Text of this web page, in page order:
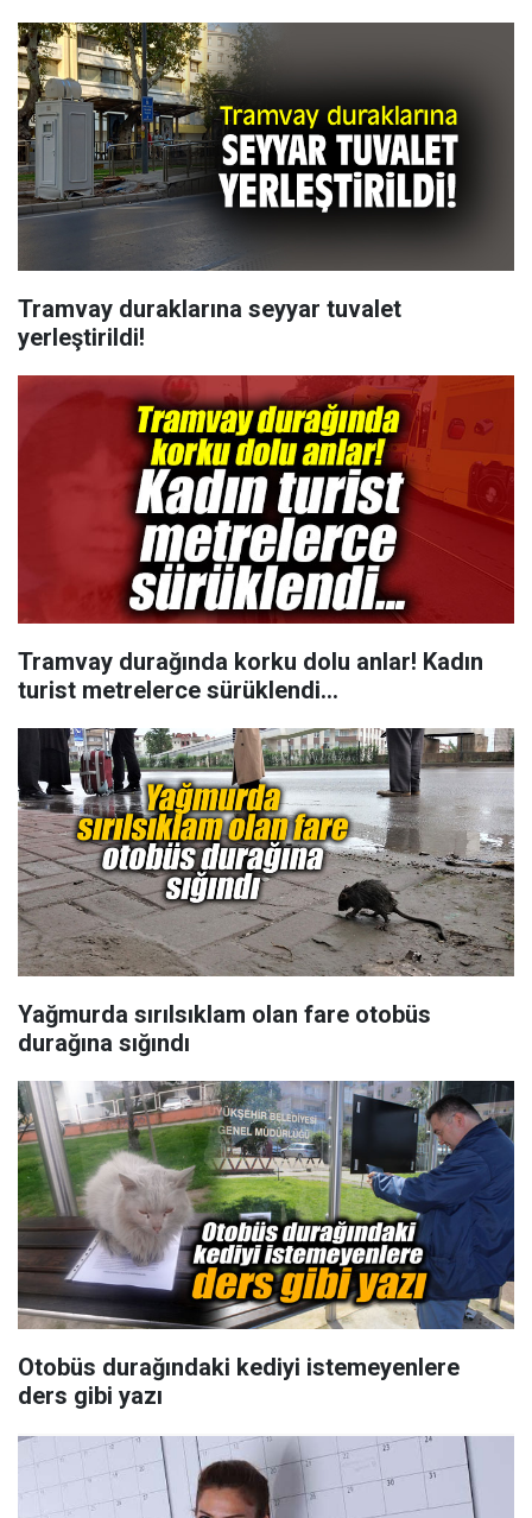
Tramvay duraklarına seyyar tuvalet
yerleştirildi!
Tramvay durağında korku dolu anlar! Kadın
turist metrelerce sürüklendi...
Yağmurda sırılsıklam olan fare otobüs
durağına sığındı
Otobüs durağındaki kediyi istemeyenlere
ders gibi yazı